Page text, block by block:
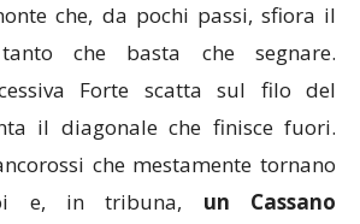
che, da pochi passi, sfiora il
che basta che segnare.
Forte scatta sul filo del
il diagonale che finisce fuori.
che mestamente tornano
e, in tribuna, un Cassano